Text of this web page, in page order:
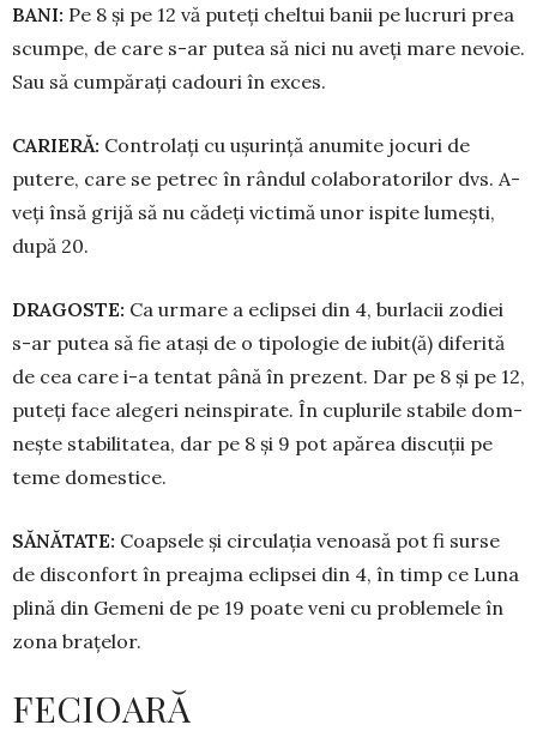
BANI: Pe 8 și pe 12 vă puteți cheltui banii pe lucruri prea
scumpe, de care s-ar putea să nici nu aveți mare nevoie.
Sau să cumpărați cadouri în exces.
CARIERĂ: Controlați cu ușurință anu­mite jocuri de
putere, care se pe­trec în rândul colaboratorilor dvs. A­
veți însă grijă să nu cădeți victimă unor is­pite lumești,
după 20.
DRAGOSTE: Ca urmare a e­clip­sei din 4, burlacii zodiei
s-ar putea să fie atași de o tipo­logie de iubit(ă) diferită
de cea care i-a tentat până în prezent. Dar pe 8 și pe 12,
puteți face alegeri ne­ins­pirate. În cuplurile stabile dom­
nește stabilitatea, dar pe 8 și 9 pot apă­rea discuții pe
teme domestice.
SĂNĂTATE: Coapsele și circulația venoasă pot fi surse
de disconfort în preajma eclipsei din 4, în timp ce Luna
plină din Gemeni de pe 19 poate veni cu problemele în
zona brațelor.
FECIOARĂ